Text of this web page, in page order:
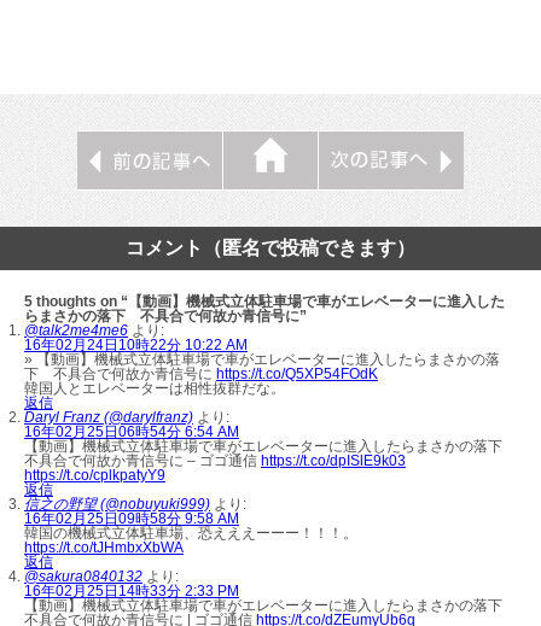
コメント（匿名で投稿できます）
5 thoughts on “【動画】機械式立体駐車場で車がエレベーターに進入した
らまさかの落下 不具合で何故か青信号に”
@talk2me4me6 より:
16年02月24日10時22分 10:22 AM
» 【動画】機械式立体駐車場で車がエレベーターに進入したらまさかの落
下 不具合で何故か青信号に https://t.co/Q5XP54FOdK
韓国人とエレベーターは相性抜群だな。
返信
Daryl Franz (@darylfranz) より:
16年02月25日06時54分 6:54 AM
【動画】機械式立体駐車場で車がエレベーターに進入したらまさかの落下
不具合で何故か青信号に – ゴゴ通信 https://t.co/dpISlE9k03
https://t.co/cplkpatyY9
返信
信之の野望 (@nobuyuki999) より:
16年02月25日09時58分 9:58 AM
韓国の機械式立体駐車場、恐えええーーー！！！。
https://t.co/tJHmbxXbWA
返信
@sakura0840132 より:
16年02月25日14時33分 2:33 PM
【動画】機械式立体駐車場で車がエレベーターに進入したらまさかの落下
不具合で何故か青信号に | ゴゴ通信 https://t.co/dZEumyUb6q